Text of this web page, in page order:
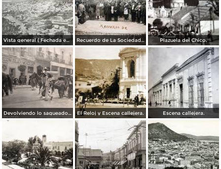
Vista general ( Fechada en 1928 ). Recuerdo de La Sociedad de San Vicente de Paul en el Parque Hidalgo ( Fechada en 1920 ). Plazuela del Chico.
Devolviendo lo saqueado durante La Revolucion Mexicana ( Fechada el 11 de Marzo de 1911 ). El Reloj y Escena callejera. Escena callejera.